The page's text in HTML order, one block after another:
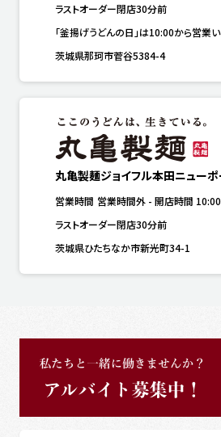
ラストオーダー閉店30分前
「釜揚げうどんの日」は10:00から営業い
茨城県那珂市菅谷5384-4
丸亀製麺ジョイフル本田ニュー
営業時間 営業時間外 - 開店時間 10:00
ラストオーダー閉店30分前
茨城県ひたちなか市新光町34-1